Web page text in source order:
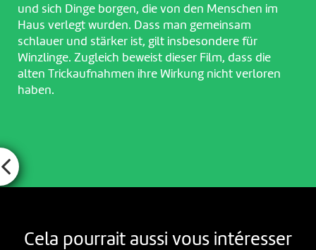
und sich Dinge borgen, die von den Menschen im
Haus verlegt wurden. Dass man gemeinsam
schlauer und stärker ist, gilt insbesondere für
Winzlinge. Zugleich beweist dieser Film, dass die
alten Trickaufnahmen ihre Wirkung nicht verloren
haben.
Cela pourrait aussi vous intéresser